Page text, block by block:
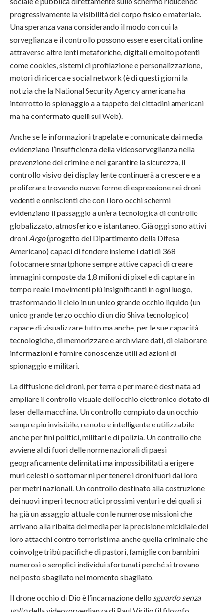
progressivamente la visibilità del corpo fisico e materiale.
Una speranza vana considerando il modo con cui la
sorveglianza e il controllo possono essere esercitati online
attraverso altre lenti metaforiche, digitali e molto potenti
come cookies, sistemi di profilazione e personalizzazione,
motori di ricerca e social network (è di questi giorni la
notizia che la National Security Agency americana ha
interrotto lo spionaggio a a tappeto dei cittadini americani
ma ha confermato quelli sul Web).
Anche se le informazioni trapelate e comunicate dai media
evidenziano l’insufficienza della videosorveglianza nella
prevenzione del crimine e nel garantire la sicurezza, il
controllo visivo dei display lente continuerà a crescere e a
proliferare trovando nuove forme di espressione nei droni
vedenti e onniscienti che con i loro occhi schermi
evidenziano il passaggio a un’era tecnologicadi controllo
globalizzato, atmosferico e istantaneo. Già oggi sono attivi
droni Argo(progetto del Dipartimento della Difesa
Americano) capaci di fondere insieme i dati di 368
fotocamere smartphone sempre attive capaci di creare
immagini composte da 1,8 milioni di pixel e di captare in
tempo reale i movimenti più insignificanti in ogni luogo,
trasformando il cielo in un unico grande occhio liquido (un
unico grande terzo occhio di un dio Shiva tecnologico)
capace di visualizzare tutto ma anche, per le sue capacità
tecnologiche, di memorizzare e archiviare dati, di elaborare
informazioni e fornire conoscenze utili ad azioni di
spionaggio e militari.
La diffusione dei droni, per terra e per mare è destinata ad
ampliare il controllo visuale dell’occhio elettronico dotato di
laser della macchina. Un controllo compiuto da un occhio
sempre più invisibile, remoto e intelligente e utilizzabile
anche per fini politici, militari e di polizia. Un controllo che
avviene al di fuori delle norme nazionali di paesi
geograficamente delimitati ma impossibilitati a erigere
muri celesti o sottomarini per tenere i droni fuori dai loro
perimetri nazionali. Un controllo destinato alla costruzione
dei nuovi imperi tecnocratici prossimi venturi e dei quali si
ha già un assaggio attuale con le numerose missioni che
arrivano alla ribalta dei media per la precisione micidiale dei
loro attacchi contro terroristi ma anche quella criminale che
coinvolge tribù pacifiche di pastori, famiglie con bambini
numerosi o semplici individui sfortunati perché si trovano
nel posto sbagliato nel momento sbagliato.
Il drone occhio di Dio è l’incarnazione dello sguardo senza